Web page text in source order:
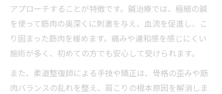
アプローチすることが特徴です。鍼治療では、極細の鍼
を使って筋肉の奥深くに刺激を与え、血流を促進し、こ
り固まった筋肉を緩めます。痛みや違和感を感じにくい
施術が多く、初めての方でも安心して受けられます。
また、柔道整復師による手技や矯正は、骨格の歪みや筋
肉バランスの乱れを整え、肩こりの根本原因を解消しま